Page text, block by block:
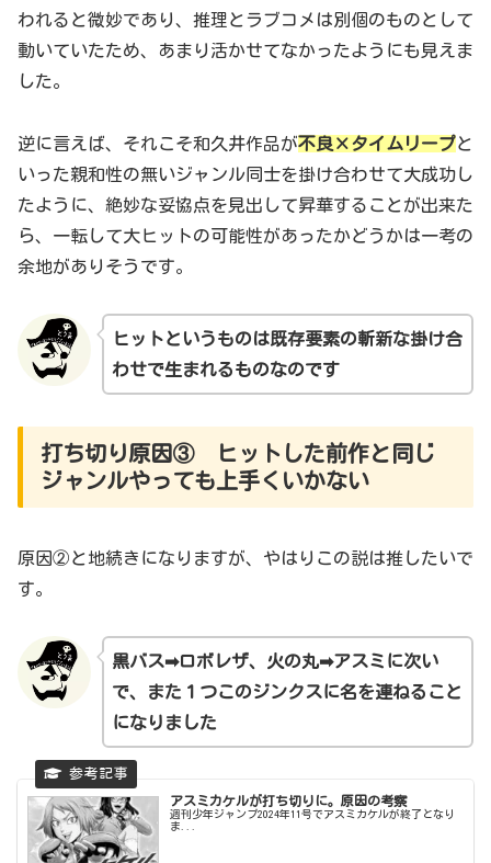
われると微妙であり、推理とラブコメは別個のものとして
動いていたため、あまり活かせてなかったようにも見えま
した。
逆に言えば、それこそ和久井作品が不良×タイムリープと
いった親和性の無いジャンル同士を掛け合わせて大成功し
たように、絶妙な妥協点を見出して昇華することが出来た
ら、一転して大ヒットの可能性があったかどうかは一考の
余地がありそうです。
ヒットというものは既存要素の斬新な掛け合
わせで生まれるものなのです
打ち切り原因③ ヒットした前作と同じ
ジャンルやっても上手くいかない
原因②と地続きになりますが、やはりこの説は推したいで
す。
黒バス➡ロボレザ、火の丸➡アスミに次い
で、また１つこのジンクスに名を連ねること
になりました
アスミカケルが打ち切りに。原因の考察
週刊少年ジャンプ2024年11号でアスミカケルが終了となり
ま...